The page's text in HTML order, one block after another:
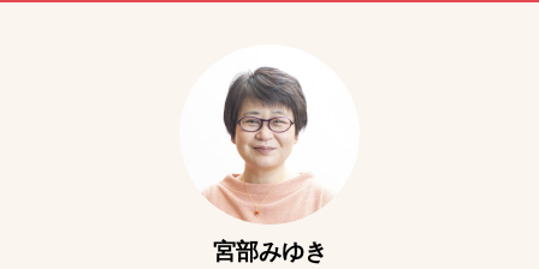
宮部みゆき